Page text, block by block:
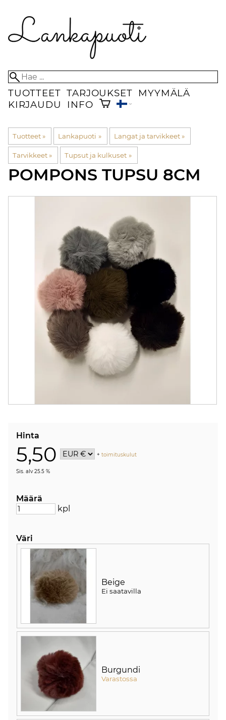
TUOTTEET TARJOUKSET
MYYMÄLÄ
KIRJAUDU
INFO
Tuotteet‪» Lankapuoti ‪» Langat ja tarvikkeet ‪»
Tarvikkeet‪» Tupsut ja kulkuset ‪»
POMPONS TUPSU 8CM
Hinta
5,50 +toimituskulut
Sis. alv 25.5 %
Määrä
kpl
Väri
Beige
Ei saatavilla
Burgundi
Varastossa